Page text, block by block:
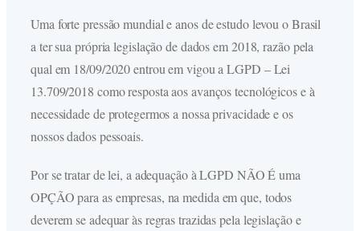
Uma forte pressão mundial e anos de estudo levou o Brasil
a ter sua própria legislação de dados em 2018, razão pela
qual em 18/09/2020 entrou em vigou a LGPD – Lei
13.709/2018 como resposta aos avanços tecnológicos e à
necessidade de protegermos a nossa privacidade e os
nossos dados pessoais.
Por se tratar de lei, a adequação à LGPD NÃO É uma
OPÇÃO para as empresas, na medida em que, todos
deverem se adequar às regras trazidas pela legislação e